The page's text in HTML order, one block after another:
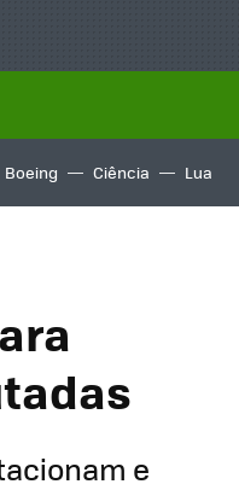
Boeing Ciência Lua
e